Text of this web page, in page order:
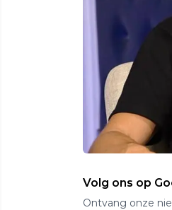
Volg ons op
Ontvang onze